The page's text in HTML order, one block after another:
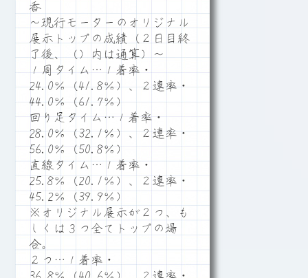
香
～現行モーターのオリジナル
展示トップの成績（２日目終
了後、（）内は通算）～
１周タイム…１着率・
24.0％（41.8％）、２連率・
44.0％（61.7％）
回り足タイム…１着率・
28.0％（32.1％）、２連率・
56.0％（50.8％）
直線タイム…１着率・
25.8％（20.1％）、２連率・
45.2％（39.9％）
※オリジナル展示が２つ、も
しくは３つ全てトップの場
合。
２つ…１着率・